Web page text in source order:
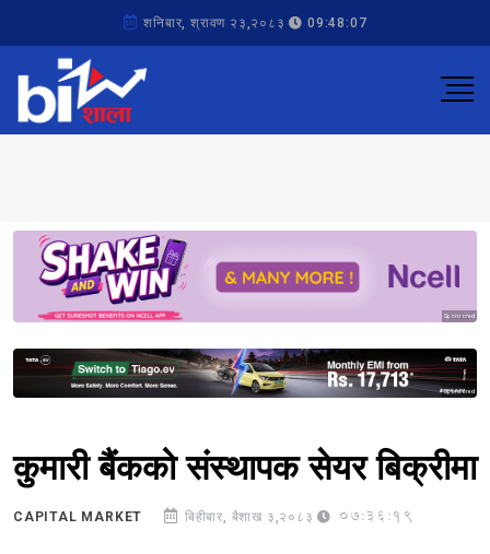
शनिबार, श्रावण २३,२०८३ 09:48:07
Sponsored
Sponsored
कुमारी बैंकको संस्थापक सेयर बिक्रीमा
CAPITAL MARKET बिहीबार, बैशाख ३,२०८३ 07:36:19